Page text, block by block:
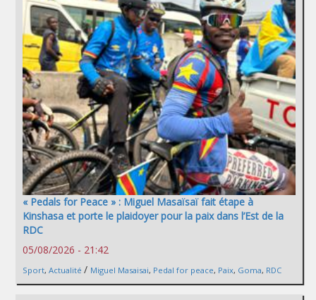
« Pedals for Peace » : Miguel Masaïsaï fait étape à
Kinshasa et porte le plaidoyer pour la paix dans l’Est de la
RDC
05/08/2026 - 21:42
Sport, Actualité / Miguel Masaisai, Pedal for peace, Paix, Goma, RDC